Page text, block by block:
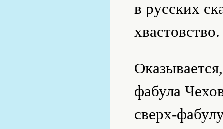
в русских
хвастовство.
фабула
сверх-